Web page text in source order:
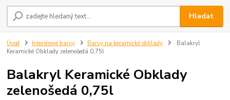
Hledat
Úvod Interiérové barvy Barvy na keramické obklady
Balakryl
Keramické Obklady zelenošedá 0,75l
Balakryl Keramické Obklady
zelenošedá 0,75l